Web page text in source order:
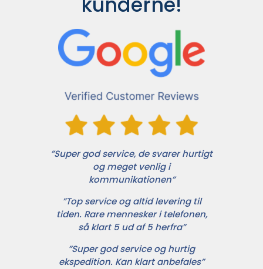
”Super god service, de svarer hurtigt
og meget venlig i
kommunikationen”
”Top service og altid levering til
tiden. Rare mennesker i telefonen,
så klart 5 ud af 5 herfra”
”Super god service og hurtig
ekspedition. Kan klart anbefales”